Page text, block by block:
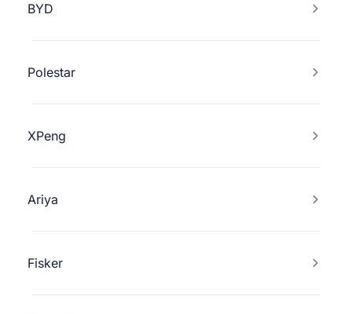
BYD
Polestar
XPeng
Ariya
Fisker